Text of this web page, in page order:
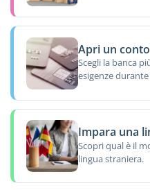
Apri un
Scegli la banca
esigenze
Impara una
Scopri qual è il
lingua straniera.